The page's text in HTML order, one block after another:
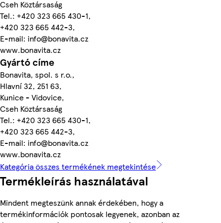
Cseh Köztársaság
Tel.: +420 323 665 430-1,
+420 323 665 442-3,
E-mail: info@bonavita.cz
www.bonavita.cz
Gyártó címe
Bonavita, spol. s r.o.,
Hlavní 32, 251 63,
Kunice - Vidovice,
Cseh Köztársaság
Tel.: +420 323 665 430-1,
+420 323 665 442-3,
E-mail: info@bonavita.cz
www.bonavita.cz
Kategória összes termékének megtekintése
Termékleírás használatával
Mindent megteszünk annak érdekében, hogy a
termékinformációk pontosak legyenek, azonban az